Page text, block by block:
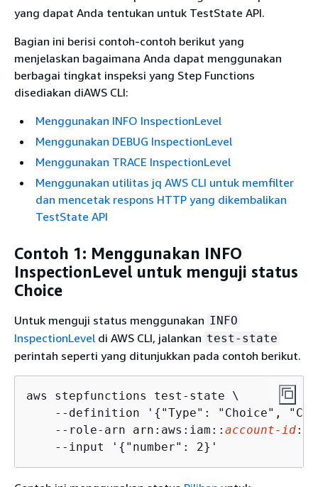
yang dapat Anda tentukan untuk TestState API.
Bagian ini berisi contoh-contoh berikut yang
menjelaskan bagaimana Anda dapat menggunakan
berbagai tingkat inspeksi yang Step Functions
disediakan diAWS CLI:
Menggunakan INFO InspectionLevel
Menggunakan DEBUG InspectionLevel
Menggunakan TRACE InspectionLevel
Menggunakan utilitas jq AWS CLI untuk memfilter
dan mencetak respons HTTP yang dikembalikan
TestState API
Contoh 1: Menggunakan INFO
InspectionLevel untuk menguji status
Choice
Untuk menguji status menggunakan INFO
InspectionLevel di AWS CLI, jalankan test-state
perintah seperti yang ditunjukkan pada contoh berikut.
aws stepfunctions test-state \
    --definition '
{ "Type": "Choice",
    --role-arn arn:aws:iam::
account-id
    --input '
{ "number": 2}'